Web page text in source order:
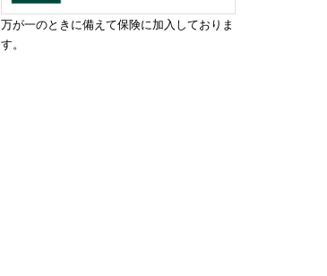
万が一のときに備えて保険に加入しておりま
す。